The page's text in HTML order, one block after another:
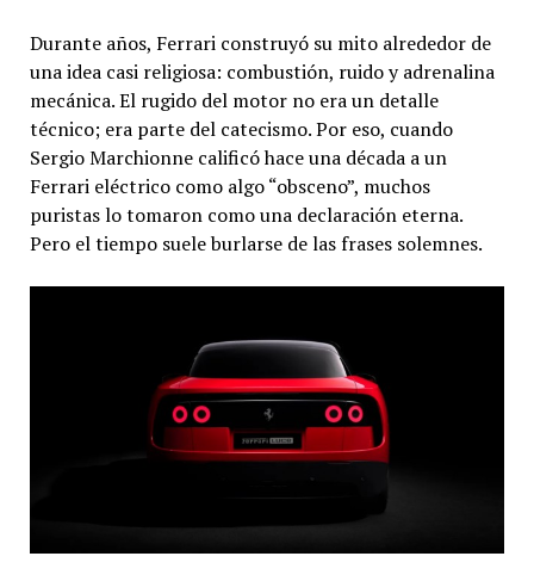
Durante años, Ferrari construyó su mito alrededor de
una idea casi religiosa: combustión, ruido y adrenalina
mecánica. El rugido del motor no era un detalle
técnico; era parte del catecismo. Por eso, cuando
Sergio Marchionne calificó hace una década a un
Ferrari eléctrico como algo “obsceno”, muchos
puristas lo tomaron como una declaración eterna.
Pero el tiempo suele burlarse de las frases solemnes.